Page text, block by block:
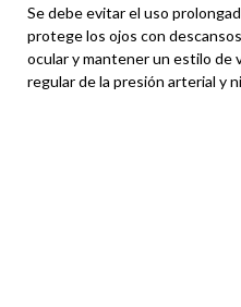
Se debe evitar el uso
protege los ojos con
ocular y mantener un estilo de
regular de la presión arterial y